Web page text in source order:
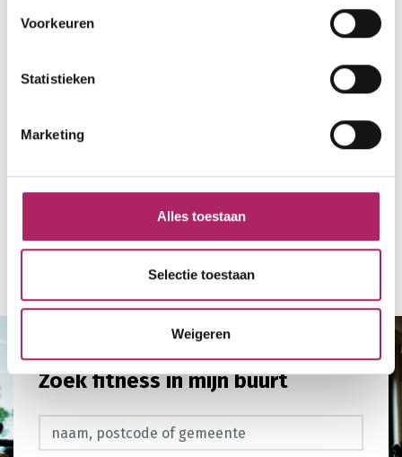
Voorkeuren
Statistieken
Marketing
Alles toestaan
Selectie toestaan
Weigeren
Terug naar overzicht
Zoek fitness in mijn buurt